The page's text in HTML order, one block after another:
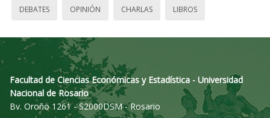
DEBATES OPINIÓN CHARLAS LIBROS
Facultad de Ciencias Económicas y Estadística - Universidad
Nacional de Rosario
Bv. Oroño 1261 - S2000DSM - Rosario